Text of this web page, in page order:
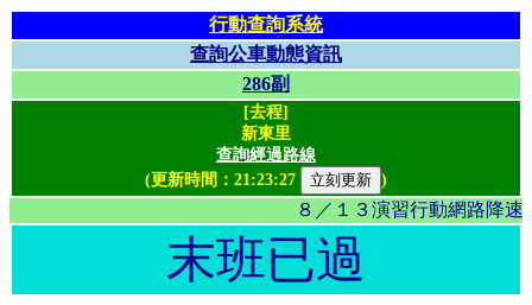
行動查詢系統
查詢公車動態資訊
286副
[去程]
新東里
查詢經過路線
(更新時間： 21:23:27 )
８／１３演習行動網路
末班已過